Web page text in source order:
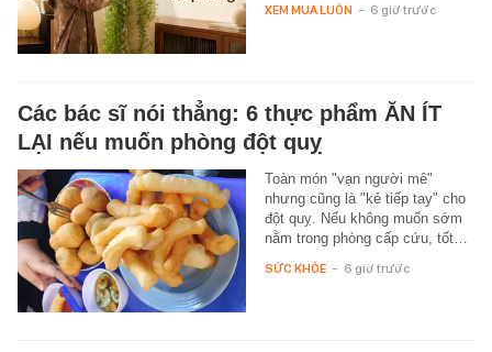
XEM MUA LUÔN - 6 giờ trước
Các bác sĩ nói thẳng: 6 thực phẩm ĂN ÍT
LẠI nếu muốn phòng đột quỵ
Toàn món "vạn người mê"
nhưng cũng là "kẻ tiếp tay" cho
đột quỵ. Nếu không muốn sớm
nằm trong phòng cấp cứu, tốt…
SỨC KHỎE - 6 giờ trước